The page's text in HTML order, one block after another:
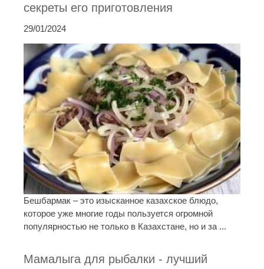
секреты его приготовления
29/01/2024
Бешбармак – это изысканное казахское блюдо,
которое уже многие годы пользуется огромной
популярностью не только в Казахстане, но и за ...
Мамалыга для рыбалки - лучший